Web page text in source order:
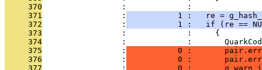
     370
                 :             :
     371
                 :
1 :   re =
     372
                 :
1 :   if (re ==
     373
                 :             :     {
     374
:             :
     375
                 :
0 :
     376
                 :
0 :
     377
                 :
0 :